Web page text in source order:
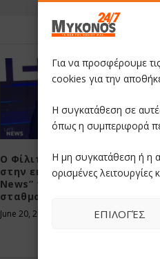
Για να προσφέρουμε
cookies για την
Η συγκατάθεση σε
όπως η συμπεριφορά
Η μη συγκατάθεση ή η
ορισμένες λειτουργίες
ΕΠΙΛΟΓΈΣ
Ο Φίλιππος Φόρτωμας
στην εκπομπή “Late
News” του τηλεoπτικού
σταθμού Ert News
June 20, 2025